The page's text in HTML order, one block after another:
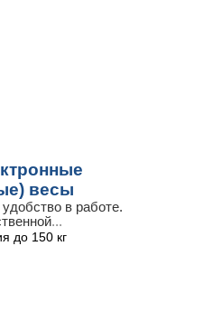
весы
в работе.
...
до 150 кг